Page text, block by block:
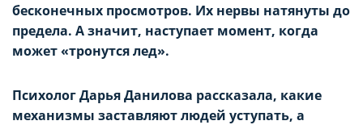
бесконечных просмотров. Их нервы натянуты до
предела. А значит, наступает момент, когда
может «тронутся лед».
Психолог Дарья Данилова рассказала, какие
механизмы заставляют людей уступать, а